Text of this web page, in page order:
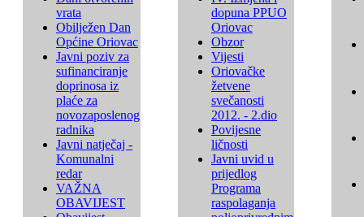
vrata
Obilježen Dan
Općine Oriovac
Javni poziv za
sufinanciranje
doprinosa iz
plaće za
novozaposlenog
radnika
Javni natječaj -
Komunalni
redar
VAŽNA
OBAVIJEST
dopuna PPUO
Oriovac
Obzor
Vijesti
Oriovačke
žetvene
svečanosti
2012. - 2.dio
Povijesne
ličnosti
Javni uvid u
prijedlog
Programa
raspolaganja